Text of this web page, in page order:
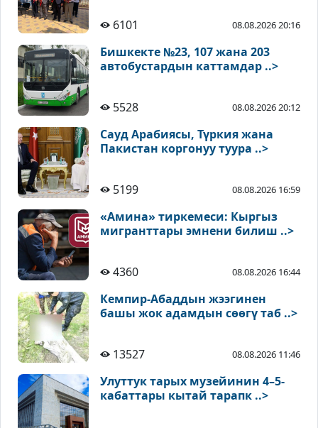
6101 08.08.2026 20:16
Бишкекте №23, 107 жана 203
автобустардын каттамдар ..>
5528 08.08.2026 20:12
Сауд Арабиясы, Түркия жана
Пакистан коргонуу туура ..>
5199 08.08.2026 16:59
«Амина» тиркемеси: Кыргыз
мигранттары эмнени билиш ..>
4360 08.08.2026 16:44
Кемпир-Абаддын жээгинен
башы жок адамдын сөөгү таб ..>
13527 08.08.2026 11:46
Улуттук тарых музейинин 4–5-
кабаттары кытай тарапк ..>